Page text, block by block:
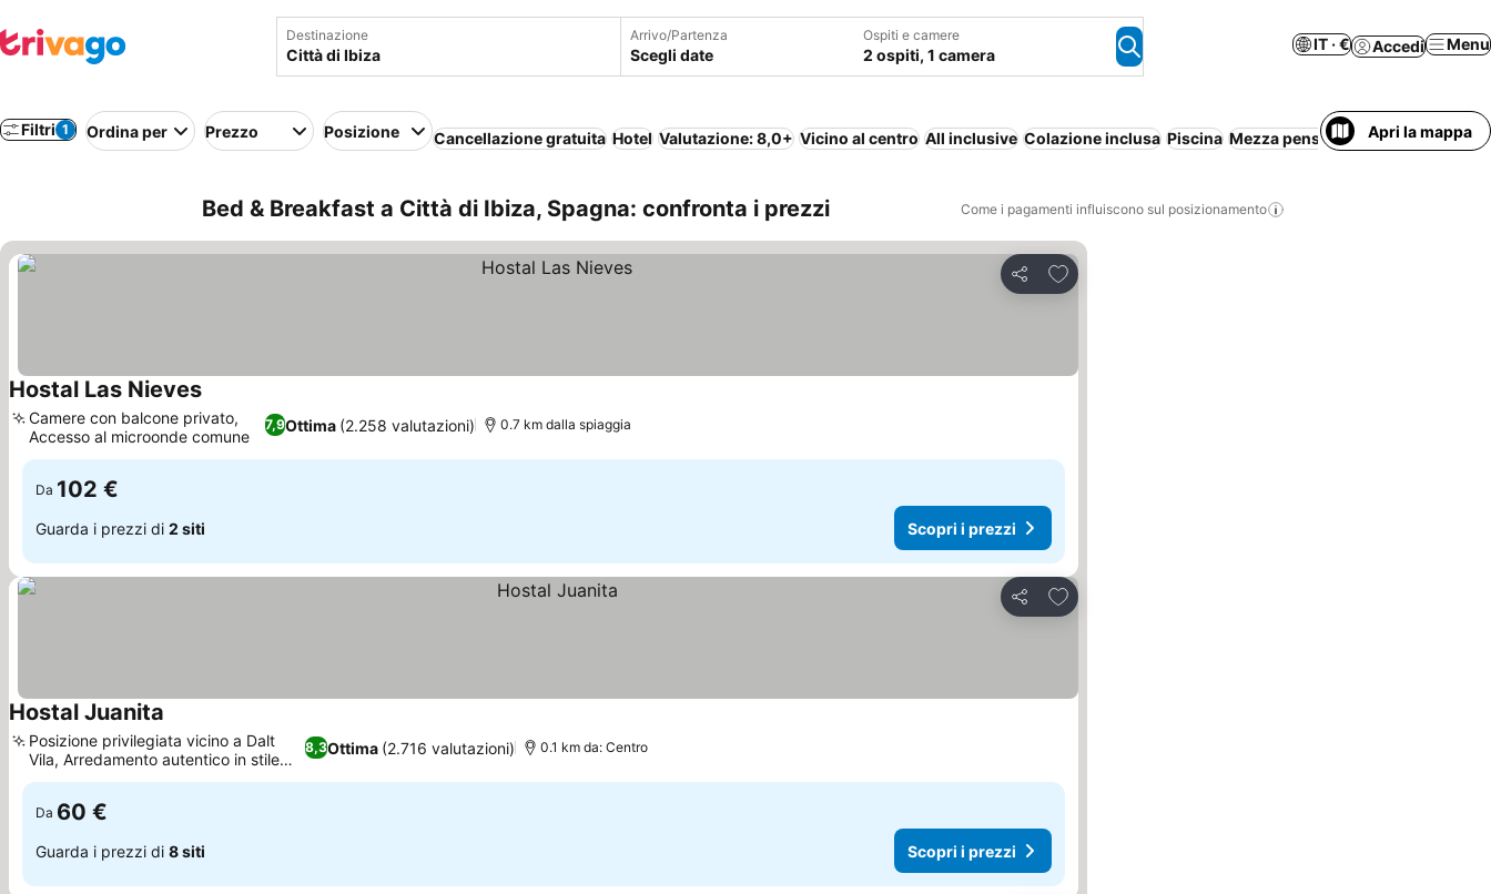
Destinazione Arrivo/Partenza
Scegli date
Ospiti e camere
2 ospiti, 1 camera
IT · € Accedi Menu
Filtri 1 Ordina per Prezzo Posizione Cancellazione gratuita Hotel Valutazione: 8,0+ Vicino al centro All inclusive Colazione inclusa Piscina Mezza pensione Spiaggia
Apri la mappa
Bed & Breakfast a Città di Ibiza, Spagna: confronta i prezzi Come i pagamenti influiscono sul posizionamento
Condividi
Aggiungi ai preferiti
Hostal Las NievesScopri i prezzi
7,9Ottima (2.258 valutazioni)
Camere con balcone privato,
Accesso al microonde comune
0.7 km dalla spiaggia
Da 102 €
Guarda i prezzi di 2 siti Scopri i prezzi
Condividi
Aggiungi ai preferiti
Hostal Juanita
8,3Ottima (2.716 valutazioni)
Posizione privilegiata vicino a Dalt
Vila, Arredamento autentico in stile
Ibiza
0.1 km da: Centro
Da 60 €
Guarda i prezzi di 8 siti Scopri i prezzi